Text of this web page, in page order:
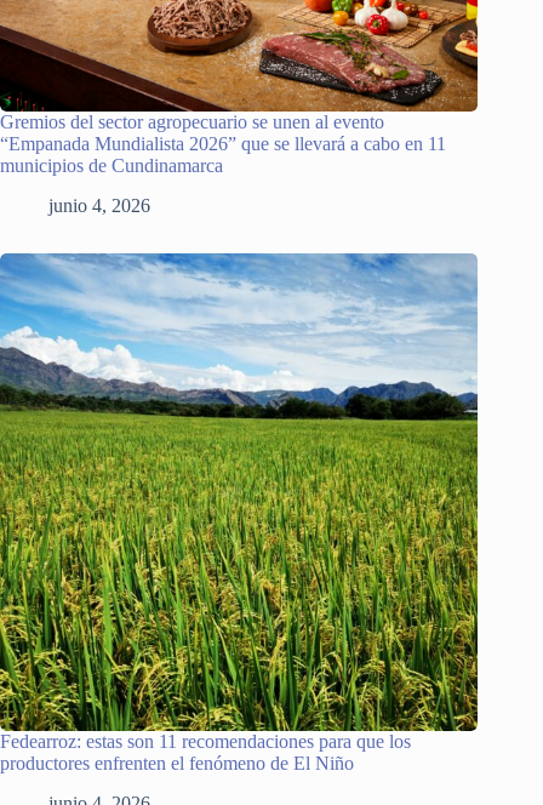
Gremios del sector agropecuario se unen al evento
“Empanada Mundialista 2026” que se llevará a cabo en 11
municipios de Cundinamarca
junio 4, 2026
Fedearroz: estas son 11 recomendaciones para que los
productores enfrenten el fenómeno de El Niño